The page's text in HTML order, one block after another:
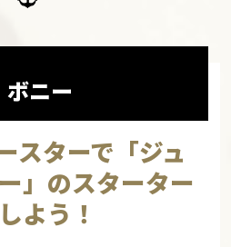
ニー
スターで「ジュ
」のスターター
よう！